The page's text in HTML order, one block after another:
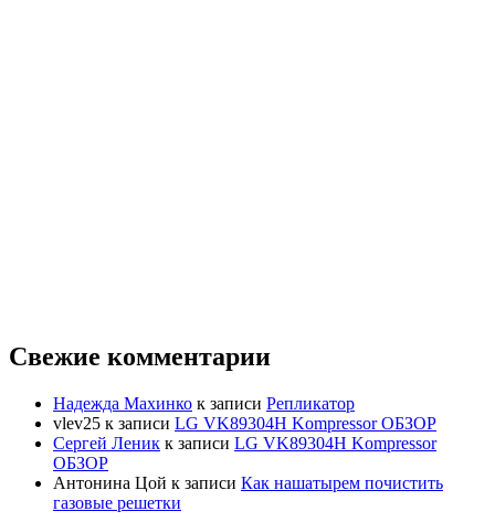
Свежие комментарии
Надежда Махинко к записи Репликатор
vlev25 к записи LG VK89304H Kompressor ОБЗОР
Сергей Леник к записи LG VK89304H Kompressor
ОБЗОР
Антонина Цой к записи Как нашатырем почистить
газовые решетки